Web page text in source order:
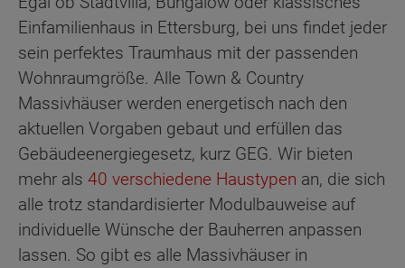
Einfamilienhaus in Ettersburg, bei uns findet jeder
sein perfektes Traumhaus mit der passenden
Wohnraumgröße. Alle Town & Country
Massivhäuser werden energetisch nach den
aktuellen Vorgaben gebaut und erfüllen das
Gebäudeenergiegesetz, kurz GEG. Wir bieten
mehr als 40 verschiedene Haustypen an, die sich
alle trotz standardisierter Modulbauweise auf
individuelle Wünsche der Bauherren anpassen
lassen. So gibt es alle Massivhäuser in